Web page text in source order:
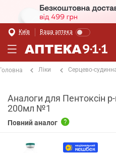
Київ Ваша аптека
Ліки Серцево-
Аналоги для Пентоксін
200мл №1
Повний аналог